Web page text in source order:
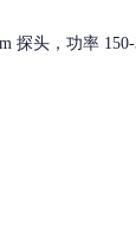
探头，功率